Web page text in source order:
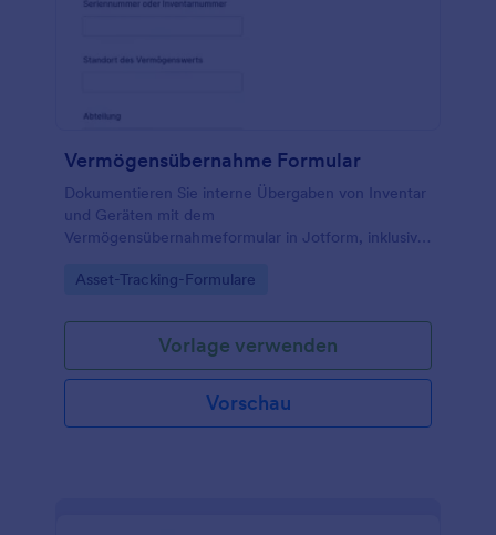
Vermögensübernahme Formular
Dokumentieren Sie interne Übergaben von Inventar
und Geräten mit dem
Vermögensübernahmeformular in Jotform, inklusive
IT, Verwaltung und Facility Management.
Go to Category:
Asset-Tracking-Formulare
Vorlage verwenden
Vorschau